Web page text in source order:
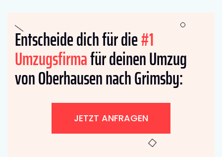
Entscheide dich für die#1
Umzugsfirmafür deinen Umzug
von Oberhausen nach Grimsby:
JETZT ANFRAGEN